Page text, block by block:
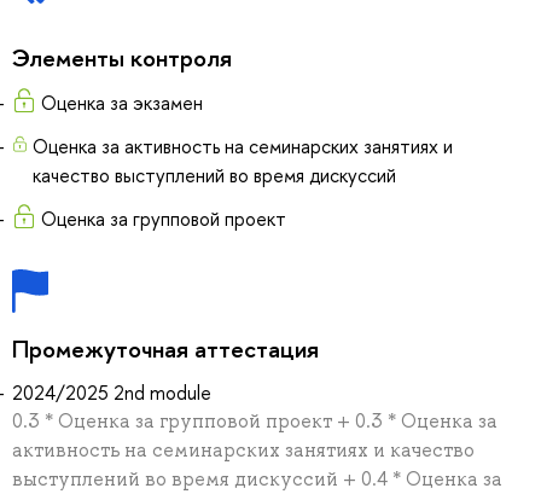
Элементы контроля
Оценка за экзамен
Оценка за активность на семинарских занятиях и
качество выступлений во время дискуссий
Оценка за групповой проект
Промежуточная аттестация
2024/2025 2nd module
0.3 * Оценка за групповой проект + 0.3 * Оценка за
активность на семинарских занятиях и качество
выступлений во время дискуссий + 0.4 * Оценка за